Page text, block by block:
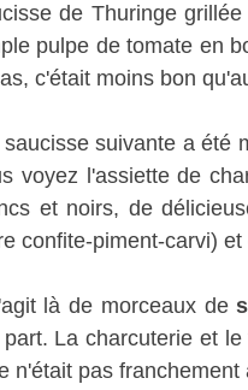
de Thuringe
pulpe de tomate en
c'était moins bon
saucisse suivante a été
voyez l'assiette de
et noirs, de
confite-piment-carvi)
là de morceaux de
part. La charcuterie et
n'était pas franchement